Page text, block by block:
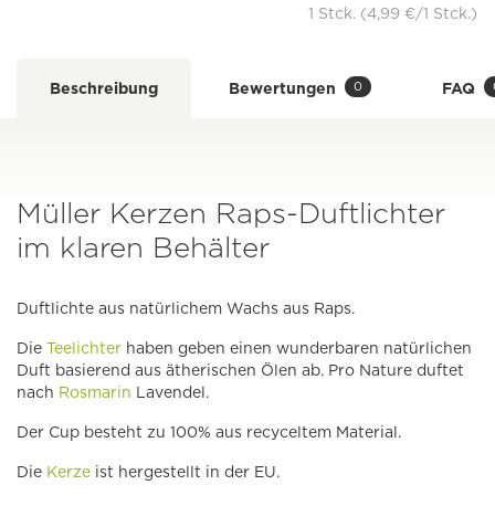
1 Stck. (4,99 €/1 Stck.)
Beschreibung Bewertungen 0 FAQ
Müller Kerzen Raps-Duftlichter
im klaren Behälter
Duftlichte aus natürlichem Wachs aus Raps.
Die Teelichter haben geben einen wunderbaren natürlichen
Duft basierend aus ätherischen Ölen ab. Pro Nature duftet
nach Rosmarin Lavendel.
Der Cup besteht zu 100% aus recyceltem Material.
Die Kerze ist hergestellt in der EU.